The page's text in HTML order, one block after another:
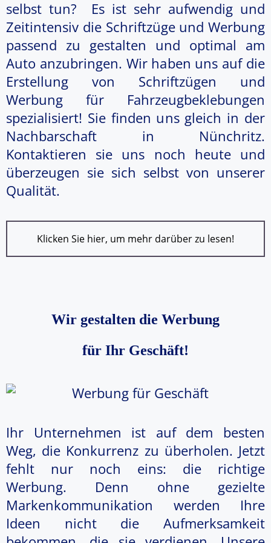
selbst tun? Es ist sehr aufwendig und
Zeitintensiv die Schriftzüge und Werbung
passend zu gestalten und optimal am
Auto anzubringen. Wir haben uns auf die
Erstellung von Schriftzügen und
Werbung für Fahrzeugbeklebungen
spezialisiert! Sie finden uns gleich in der
Nachbarschaft in Nünchritz.
Kontaktieren sie uns noch heute und
überzeugen sie sich selbst von unserer
Qualität.
Klicken Sie hier, um mehr darüber zu lesen!
Wir gestalten die Werbung
für Ihr Geschäft!
Ihr Unternehmen ist auf dem besten
Weg, die Konkurrenz zu überholen. Jetzt
fehlt nur noch eins: die richtige
Werbung. Denn ohne gezielte
Markenkommunikation werden Ihre
Ideen nicht die Aufmerksamkeit